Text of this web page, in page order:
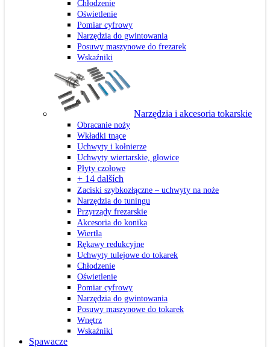
Chłodzenie
Oświetlenie
Pomiar cyfrowy
Narzędzia do gwintowania
Posuwy maszynowe do frezarek
Wskaźniki
Narzędzia i akcesoria tokarskie
Obracanie noży
Wkładki tnące
Uchwyty i kołnierze
Uchwyty wiertarskie, głowice
Płyty czołowe
+ 14 dalších
Zaciski szybkozłączne – uchwyty na noże
Narzędzia do tuningu
Przyrządy frezarskie
Akcesoria do konika
Wiertła
Rękawy redukcyjne
Uchwyty tulejowe do tokarek
Chłodzenie
Oświetlenie
Pomiar cyfrowy
Narzędzia do gwintowania
Posuwy maszynowe do tokarek
Wnętrz
Wskaźniki
Spawacze